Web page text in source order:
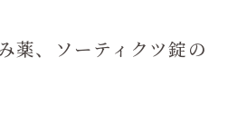
薬、ソーティクツ錠の